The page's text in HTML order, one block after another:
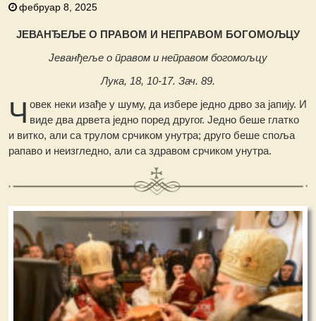
фебруар 8, 2025
ЈЕВАНЂЕЉЕ O ПРАВОМ И НЕПРАВОМ БОГОМОЉЦУ
Јеванђеље о правом и неправом богомољцу
Лука, 18, 10-17. Зач. 89.
Ч овек неки изађе у шуму, да избере једно дрво за јапију. И
виде два дрвета једно поред другог. Једно беше глатко
и витко, али са трулом срчиком унутра; друго беше споља
рапаво и неизгледно, али са здравом срчиком унутра.